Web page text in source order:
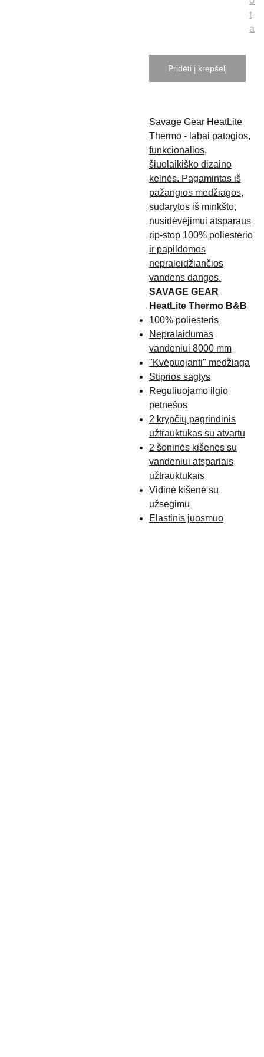
t
a
Pridėti į krepšelį
Savage Gear HeatLite
Thermo - labai patogios,
funkcionalios,
šiuolaikiško dizaino
kelnės. Pagamintas iš
pažangios medžiagos,
sudarytos iš minkšto,
nusidėvėjimui atsparaus
rip-stop 100% poliesterio
ir papildomos
nepraleidžiančios
vandens dangos.
SAVAGE GEAR
HeatLite Thermo B&B
100% poliesteris
Nepralaidumas
vandeniui 8000 mm
"Kvėpuojanti" medžiaga
Stiprios sagtys
Reguliuojamo ilgio
petnešos
2 krypčių pagrindinis
užtrauktukas su atvartu
2 šoninės kišenės su
vandeniui atspariais
užtrauktukais
Vidinė kišenė su
užsegimu
Elastinis juosmuo